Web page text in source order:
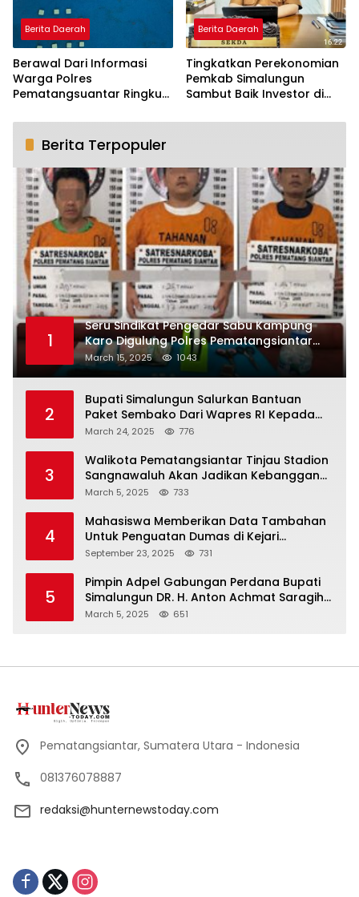
Berita Daerah
Berawal Dari Informasi
Warga Polres
Pematangsuantar Ringkus
Butir Exstasi
Berita Daerah
Tingkatkan Perekonomian
Pemkab Simalungun
Sambut Baik Investor di
Berita Terpopuler
1
Seru Sindikat Pengedar Sabu Kampung
Karo Digulung Polres Pematangsiantar
Saat Kemas Paket Sabu
March 15, 2025 1043
2
Bupati Simalungun Salurkan Bantuan
Paket Sembako Dari Wapres RI Kepada
Korban Banjir di Prapat
March 24, 2025 776
3
Walikota Pematangsiantar Tinjau Stadion
Sangnawaluh Akan Jadikan Kebanggan
Masyarakat
March 5, 2025 733
4
Mahasiswa Memberikan Data Tambahan
Untuk Penguatan Dumas di Kejari
Simalungun
September 23, 2025 731
5
Pimpin Adpel Gabungan Perdana Bupati
Simalungun DR. H. Anton Achmat Saragih
Ajak ASN Bahu Membahu Bangun
March 5, 2025 651
Pematangsiantar, Sumatera Utara - Indonesia
081376078887
redaksi@hunternewstoday.com